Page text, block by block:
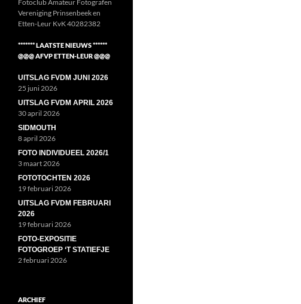
Fotoclub Amateur Fotografen
Vereniging Prinsenbeek en
Etten-Leur KvK 40282382
******* LAATSTE NIEUWS ******
@@@ AFVP ETTEN-LEUR @@@
UITSLAG FVDM JUNI 2026
25 juni 2026
UITSLAG FVDM APRIL 2026
30 april 2026
SIDMOUTH
8 april 2026
FOTO INDIVIDUEEL 2026/1
3 maart 2026
FOTOTOCHTEN 2026
19 februari 2026
UITSLAG FVDM FEBRUARI
2026
19 februari 2026
FOTO-EXPOSITIE
FOTOGROEP ‘T STATIEFJE
2 februari 2026
ARCHIEF